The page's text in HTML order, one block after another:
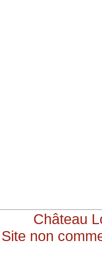
Château
Site non